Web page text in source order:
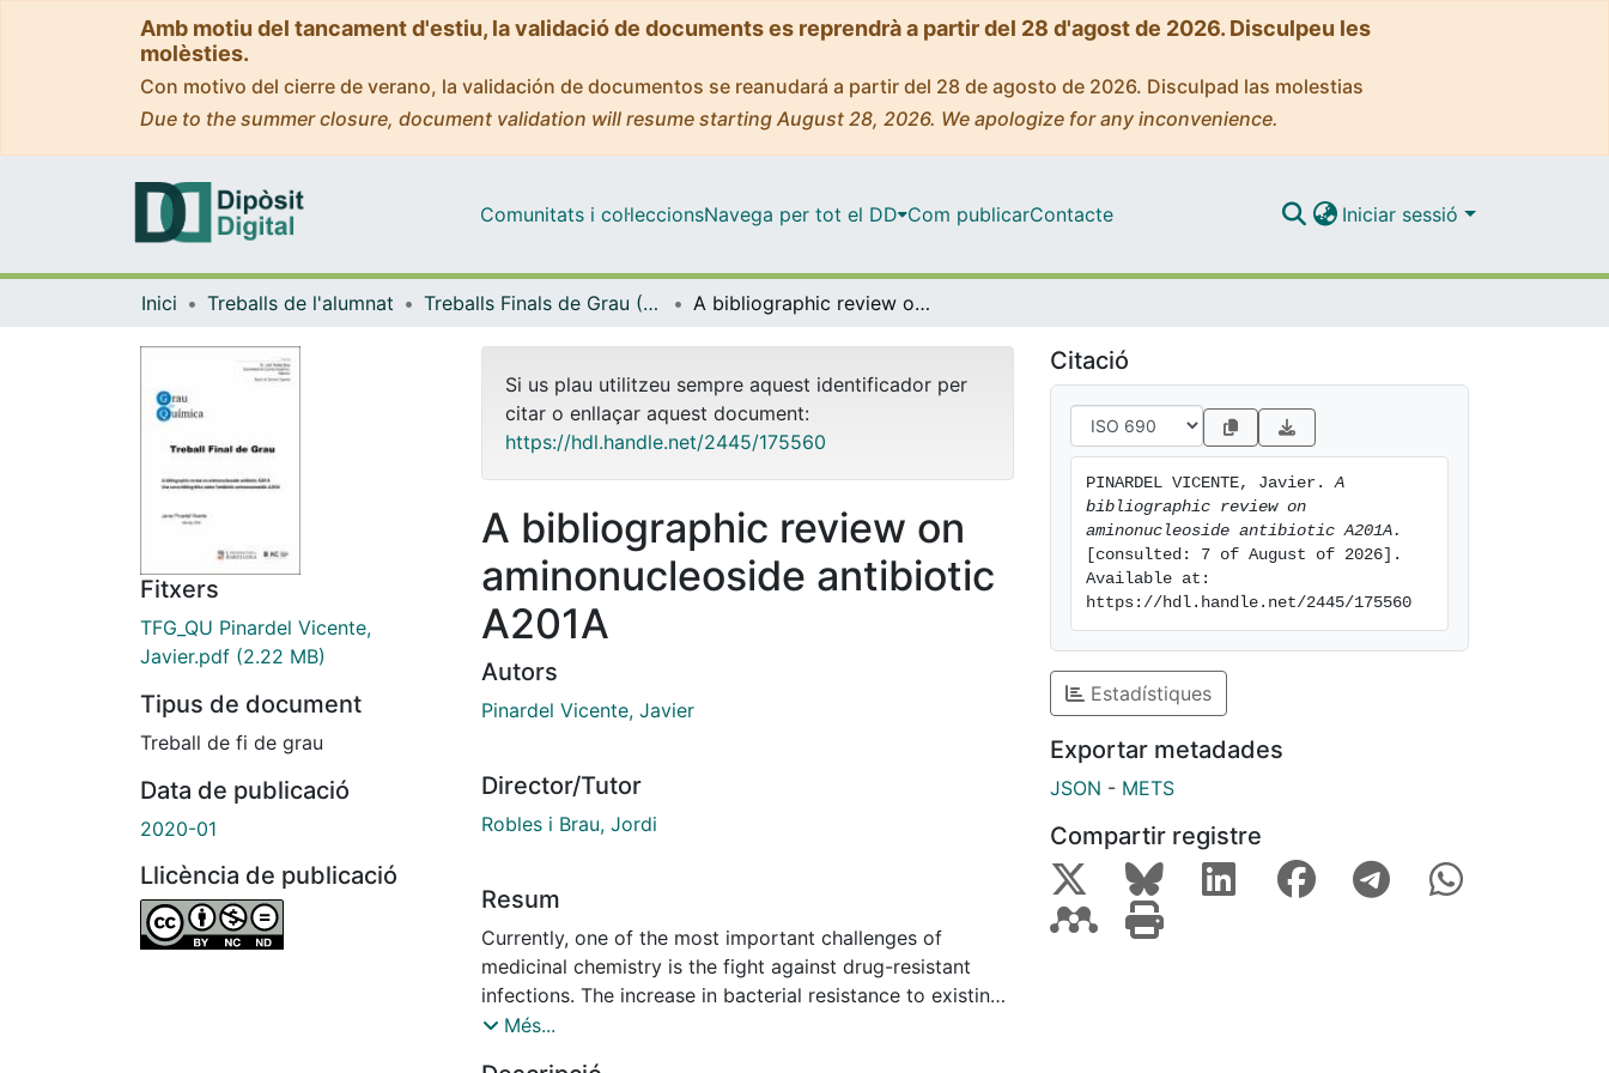
Amb motiu del tancament d'estiu, la validació de documents es reprendrà a partir del 28 d'agost de 2026. Disculpeu les
molèsties.
Con motivo del cierre de verano, la validación de documentos se reanudará a partir del 28 de agosto de 2026. Disculpad las molestias
Due to the summer closure, document validation will resume starting August 28, 2026. We apologize for any inconvenience.
Comunitats i col·leccionsNavega per tot el DD Com publicarContacte Iniciar sessió
Inici Treballs de l'alumnat Treballs Finals de Grau (TFG) - Química A bibliographic review on aminonucleoside antibiotic A201A
Fitxers
TFG_QU Pinardel Vicente,
Javier.pdf (2.22 MB)
Tipus de document
Treball de fi de grau
Data de publicació
2020-01
Llicència de publicació
Si us plau utilitzeu sempre aquest identificador per
citar o enllaçar aquest document:
https://hdl.handle.net/2445/175560
A bibliographic review on
aminonucleoside antibiotic
A201A
Autors
Pinardel Vicente, Javier
Director/Tutor
Robles i Brau, Jordi
Resum
Currently, one of the most important challenges of
medicinal chemistry is the fight against drug-resistant
infections. The increase in bacterial resistance to existing
antibiotics, together with the decrease in research and
Més...
Citació
PINARDEL VICENTE, Javier. A
bibliographic review on
aminonucleoside antibiotic A201A.
[consulted: 7 of August of 2026].
Available at:
https://hdl.handle.net/2445/175560
Estadístiques
Exportar metadades
JSON - METS
Compartir registre